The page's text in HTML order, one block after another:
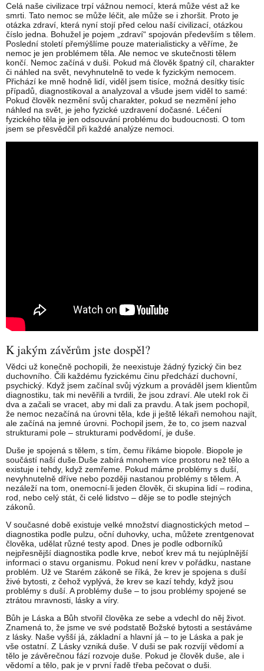
Celá naše civilizace trpí vážnou nemocí, která může vést až ke
smrti. Tato nemoc se může léčit, ale může se i zhoršit. Proto je
otázka zdraví, která nyní stojí před celou naší civilizací, otázkou
číslo jedna. Bohužel je pojem „zdraví“ spojován především s tělem.
Poslední století přemýšlíme pouze materialisticky a věříme, že
nemoc je jen problémem těla. Ale nemoc ve skutečnosti tělem
končí. Nemoc začíná v duši. Pokud má člověk špatný cíl, charakter
či náhled na svět, nevyhnutelně to vede k fyzickým nemocem.
Přichází ke mně hodně lidí, viděl jsem tisíce, možná desítky tisíc
případů, diagnostikoval a analyzoval a všude jsem viděl to samé:
Pokud člověk nezmění svůj charakter, pokud se nezmění jeho
náhled na svět, je jeho fyzické uzdravení dočasné. Léčení
fyzického těla je jen odsouvání problému do budoucnosti. O tom
jsem se přesvědčil při každé analýze nemoci.
K jakým závěrům jste dospěl?
Vědci už konečně pochopili, že neexistuje žádný fyzický čin bez
duchovního. Čili každému fyzickému činu předchází duchovní,
psychický. Když jsem začínal svůj výzkum a prováděl jsem klientům
diagnostiku, tak mi nevěřili a tvrdili, že jsou zdraví. Ale utekl rok či
dva a začali se vracet, aby mi dali za pravdu. A tak jsem pochopil,
že nemoc nezačíná na úrovni těla, kde ji ještě lékaři nemohou najít,
ale začíná na jemné úrovni. Pochopil jsem, že to, co jsem nazval
strukturami pole – strukturami podvědomí, je duše.
Duše je spojená s tělem, s tím, čemu říkáme biopole. Biopole je
součástí naší duše.Duše zabírá mnohem více prostoru než tělo a
existuje i tehdy, když zemřeme. Pokud máme problémy s duší,
nevyhnutelně dříve nebo později nastanou problémy s tělem. A
nezáleží na tom, onemocní-li jeden člověk, či skupina lidí – rodina,
rod, nebo celý stát, či celé lidstvo – děje se to podle stejných
zákonů.
V současné době existuje velké množství diagnostických metod –
diagnostika podle pulzu, oční duhovky, ucha, můžete zrentgenovat
člověka, udělat různé testy apod. Dnes je podle odborníků
nejpřesnější diagnostika podle krve, neboť krev má tu nejúplnější
informaci o stavu organismu. Pokud není krev v pořádku, nastane
problém. Už ve Starém zákoně se říká, že krev je spojena s duší
živé bytosti, z čehož vyplývá, že krev se kazí tehdy, když jsou
problémy s duší. A problémy duše – to jsou problémy spojené se
ztrátou mravnosti, lásky a víry.
Bůh je Láska a Bůh stvořil člověka ze sebe a vdechl do něj život.
Znamená to, že jsme ve své podstatě Božské bytosti a sestáváme
z lásky. Naše vyšší já, základní a hlavní já – to je Láska a pak je
vše ostatní. Z Lásky vzniká duše. V duši se pak rozvíjí vědomí a
tělo je závěrečnou fází rozvoje duše. Pokud je člověk duše, ale i
vědomí a tělo, pak je v první řadě třeba pečovat o duši.